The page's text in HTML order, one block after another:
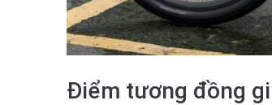
Điểm tương đồng